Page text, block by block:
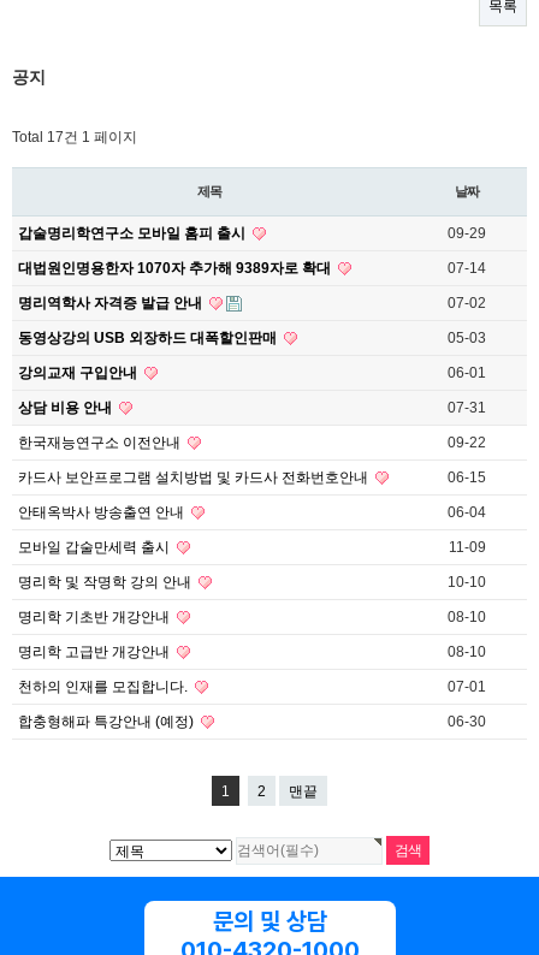
목록
공지
Total 17건 1 페이지
제목 날짜
갑술명리학연구소 모바일 홈피 출시 09-29
대법원인명용한자 1070자 추가해 9389자로 확대 07-14
명리역학사 자격증 발급 안내 07-02
동영상강의 USB 외장하드 대폭할인판매 05-03
강의교재 구입안내 06-01
상담 비용 안내 07-31
한국재능연구소 이전안내 09-22
카드사 보안프로그램 설치방법 및 카드사 전화번호안내 06-15
안태옥박사 방송출연 안내 06-04
모바일 갑술만세력 출시 11-09
명리학 및 작명학 강의 안내 10-10
명리학 기초반 개강안내 08-10
명리학 고급반 개강안내 08-10
천하의 인재를 모집합니다. 07-01
합충형해파 특강안내 (예정) 06-30
1 2 맨끝
문의 및 상담